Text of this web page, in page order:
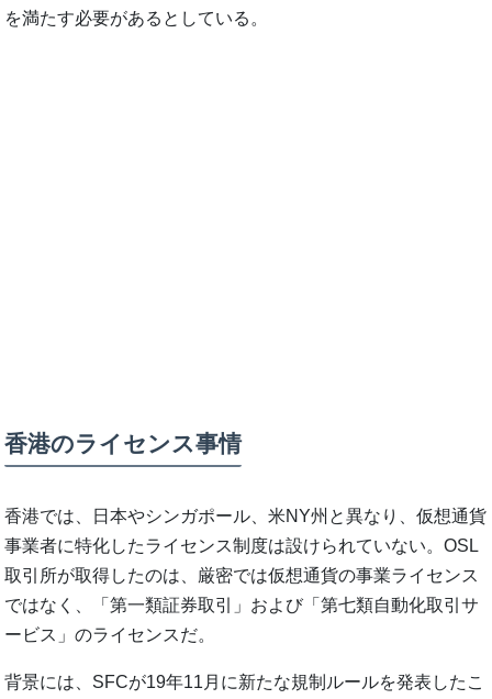
を満たす必要があるとしている。
香港のライセンス事情
香港では、日本やシンガポール、米NY州と異なり、仮想通貨
事業者に特化したライセンス制度は設けられていない。OSL
取引所が取得したのは、厳密では仮想通貨の事業ライセンス
ではなく、「第一類証券取引」および「第七類自動化取引サ
ービス」のライセンスだ。
背景には、SFCが19年11月に新たな規制ルールを発表したこ